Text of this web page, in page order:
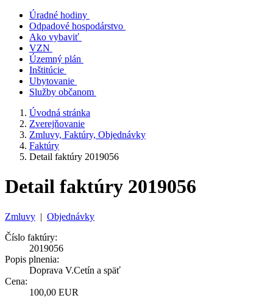
Úradné hodiny
Odpadové hospodárstvo
Ako vybaviť
VZN
Územný plán
Inštitúcie
Ubytovanie
Služby občanom
Úvodná stránka
Zverejňovanie
Zmluvy, Faktúry, Objednávky
Faktúry
Detail faktúry 2019056
Detail faktúry 2019056
Zmluvy | Objednávky
Číslo faktúry:
2019056
Popis plnenia:
Doprava V.Cetín a späť
Cena:
100,00 EUR